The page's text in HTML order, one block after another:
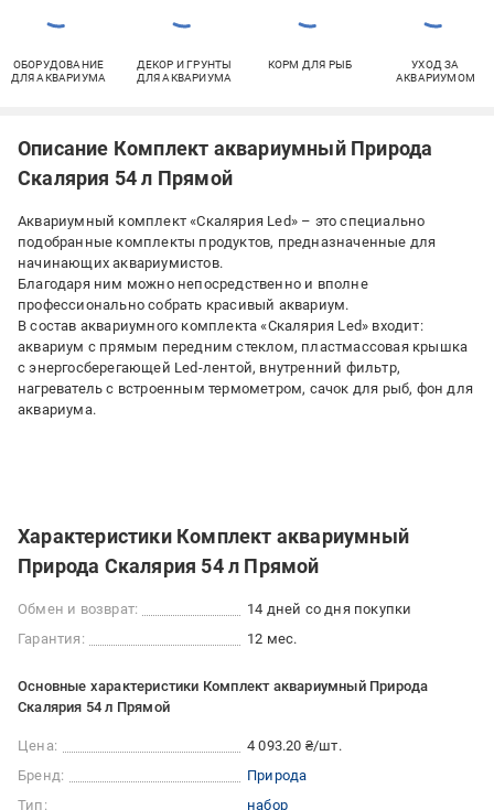
ОБОРУДОВАНИЕ
ДЛЯ АКВАРИУМА
ДЕКОР И ГРУНТЫ
ДЛЯ АКВАРИУМА
КОРМ ДЛЯ РЫБ
УХОД ЗА
АКВАРИУМОМ
Описание Комплект аквариумный Природа
Скалярия 54 л Прямой
Аквариумный комплект «Скалярия Led» – это специально
подобранные комплекты продуктов, предназначенные для
начинающих аквариумистов.
Благодаря ним можно непосредственно и вполне
профессионально собрать красивый аквариум.
В состав аквариумного комплекта «Скалярия Led» входит:
аквариум с прямым передним стеклом, пластмассовая крышка
с энергосберегающей Led-лентой, внутренний фильтр,
нагреватель с встроенным термометром, сачок для рыб, фон для
аквариума.
Характеристики Комплект аквариумный
Природа Скалярия 54 л Прямой
Обмен и возврат:
14 дней со дня покупки
Гарантия:
12 мес.
Основные характеристики Комплект аквариумный Природа
Скалярия 54 л Прямой
Цена:
4 093.20 ₴/шт.
Бренд:
Природа
Тип:
набор